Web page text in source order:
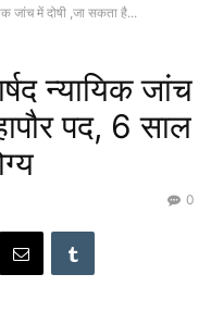
जांच में दोषी ,जा सकता है...
न्यायिक जांच
पद, 6 साल
0